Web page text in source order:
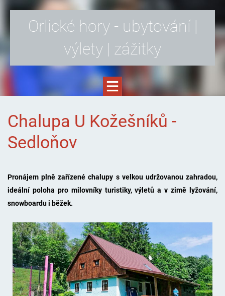
Orlické hory - ubytování |
výlety | zážitky
Chalupa U Kožešníků -
Sedloňov
Pronájem plně zařízené chalupy s velkou udržovanou zahradou,
ideální poloha pro milovníky turistiky, výletů a v zimě lyžování,
snowboardu i běžek.